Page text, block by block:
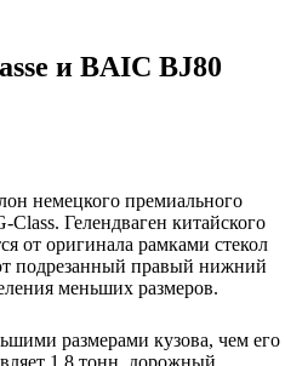
и BAIC BJ80
немецкого премиального
Гелендваген китайского
от оригинала рамками стекол
подрезанный правый нижний
меньших размеров.
размерами кузова, чем его